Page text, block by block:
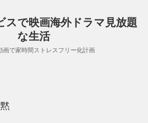
スで映画海外ドラマ見放題
な生活
画で家時間ストレスフリー化計画